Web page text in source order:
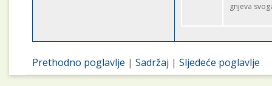
gnjeva
Prethodno poglavlje |Sadržaj |Sljedeće poglavlje